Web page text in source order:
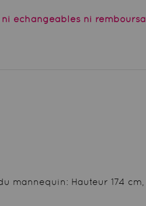
échangeables ni
mannequin: Hauteur 174